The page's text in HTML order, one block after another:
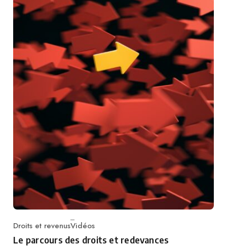
Catégorie
Droits et revenusVidéos
Le parcours des droits et redevances